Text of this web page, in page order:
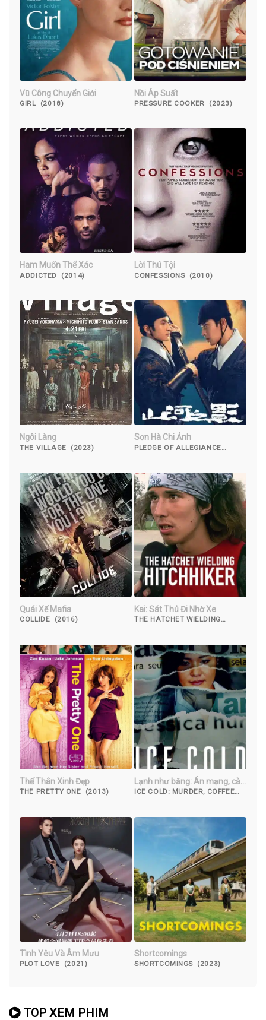
Vũ Công Chuyển Giới
GIRL (2018)
Nồi Áp Suất
PRESSURE COOKER (2023)
Ham Muốn Thể Xác
ADDICTED (2014)
Lời Thú Tội
CONFESSIONS (2010)
Ngôi Làng
THE VILLAGE (2023)
Sơn Hà Chi Ảnh
PLEDGE OF ALLEGIANCE
Quái Xế Mafia
COLLIDE (2016)
Kai: Sát Thủ Đi Nhờ Xe
THE HATCHET WIELDING
Thế Thân Xinh Đẹp
THE PRETTY ONE (2013)
Lạnh như băng: Án mạng, cà
phê và Jessica Wongso
ICE COLD: MURDER, COFFEE
Tình Yêu Và Âm Mưu
PLOT LOVE (2021)
Shortcomings
SHORTCOMINGS (2023)
TOP XEM PHIM